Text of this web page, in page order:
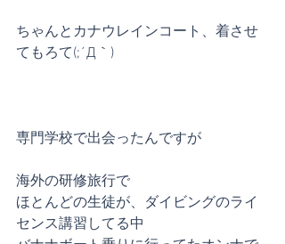
ちゃんとカナウレインコート、着させ
てもろて(;´Д｀)
専門学校で出会ったんですが
海外の研修旅行で
ほとんどの生徒が、ダイビングのライ
センス講習してる中